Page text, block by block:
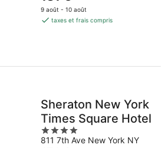
5
prix
est
nuit
9 août - 10 août
taxes et frais compris
Sheraton New York
Times Square Hotel
4
out
811 7th Ave New York NY